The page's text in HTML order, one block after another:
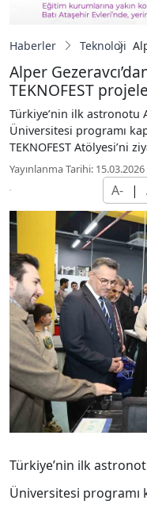
Haberler Teknoloji
Alper
TEKNOFEST
Türkiye’nin ilk astronotu
Üniversitesi programı
TEKNOFEST Atölyesi’ni
Yayınlanma Tarihi:
A- |
Türkiye’nin ilk
Üniversitesi programı